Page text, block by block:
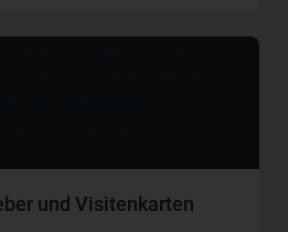
und Visitenkarten